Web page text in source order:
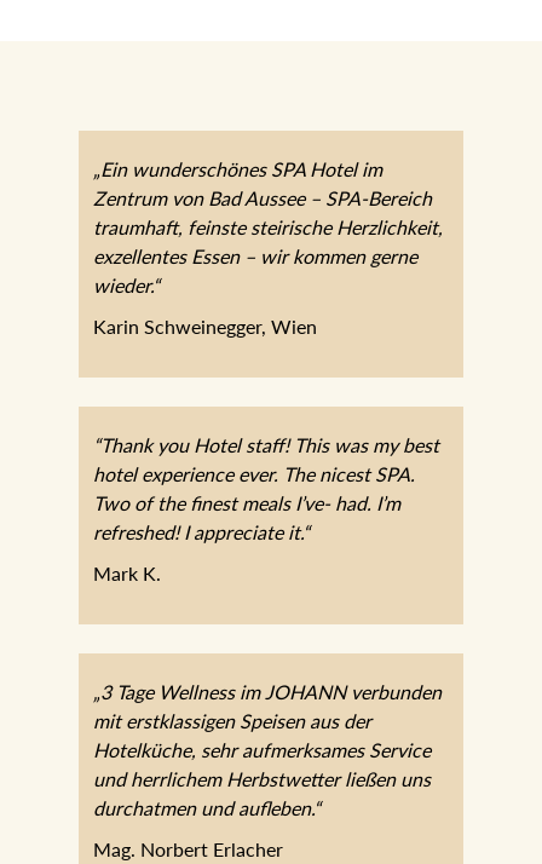
„Ein wunderschönes SPA Hotel im
Zentrum von Bad Aussee – SPA-Bereich
traumhaft, feinste steirische Herzlichkeit,
exzellentes Essen – wir kommen gerne
wieder.“
Karin Schweinegger, Wien
“Thank you Hotel staff! This was my best
hotel experience ever. The nicest SPA.
Two of the finest meals I’ve- had. I’m
refreshed! I appreciate it.“
Mark K.
„3 Tage Wellness im JOHANN
verbunden mit erstklassigen Speisen aus
der Hotelküche, sehr aufmerksames
Service und herrlichem Herbstwetter